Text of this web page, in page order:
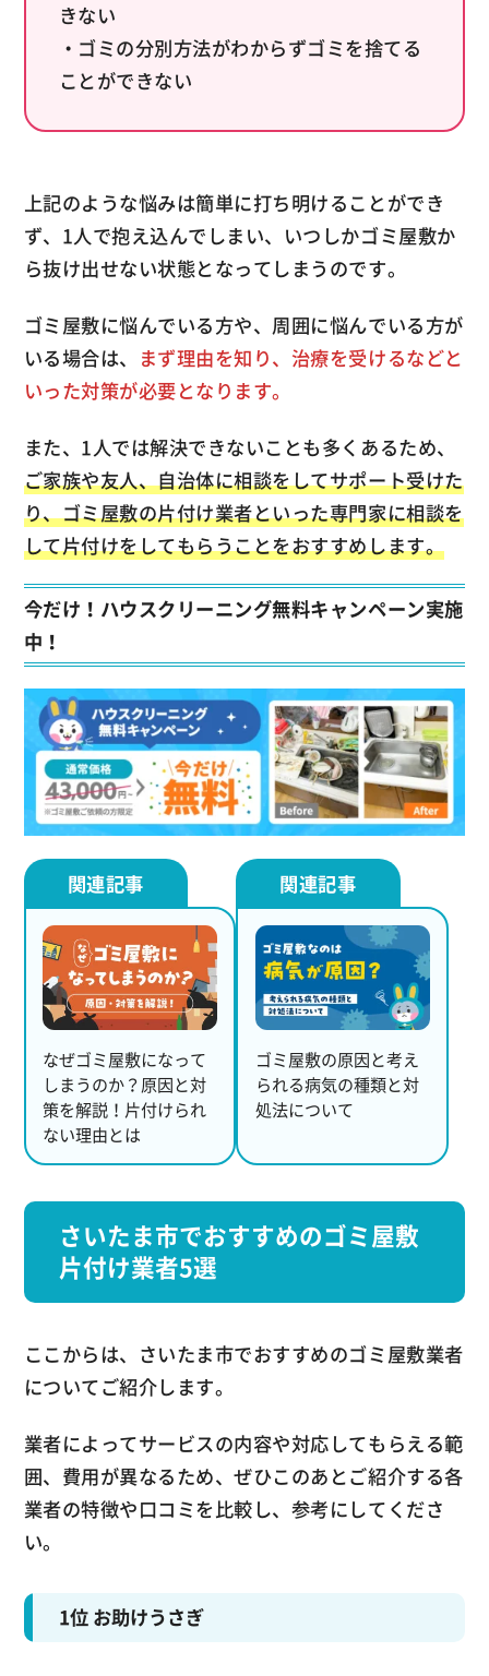
きない
・ゴミの分別方法がわからずゴミを捨てる
ことができない
上記のような悩みは簡単に打ち明けることができ
ず、1人で抱え込んでしまい、いつしかゴミ屋敷か
ら抜け出せない状態となってしまうのです。
ゴミ屋敷に悩んでいる方や、周囲に悩んでいる方が
いる場合は、 まず理由を知り、治療を受けるなどと
いった対策が必要となります。
また、1人では解決できないことも多くあるため、
ご家族や友人、自治体に相談をしてサポート受けた
り、ゴミ屋敷の片付け業者といった専門家に相談を
して片付けをしてもらうことをおすすめします。
今だけ！ハウスクリーニング無料キャンペーン実施
中！
なぜゴミ屋敷になって
しまうのか？原因と対
策を解説！片付けられ
ない理由とは
ゴミ屋敷の原因と考え
られる病気の種類と対
処法について
さいたま市でおすすめのゴミ屋敷
片付け業者5選
ここからは、さいたま市でおすすめのゴミ屋敷業者
についてご紹介します。
業者によってサービスの内容や対応してもらえる範
囲、費用が異なるため、ぜひこのあとご紹介する各
業者の特徴や口コミを比較し、参考にしてくださ
い。
1位 お助けうさぎ